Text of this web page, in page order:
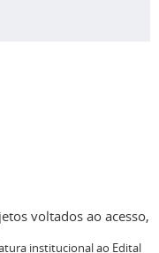
voltados ao acesso,
institucional ao Edital